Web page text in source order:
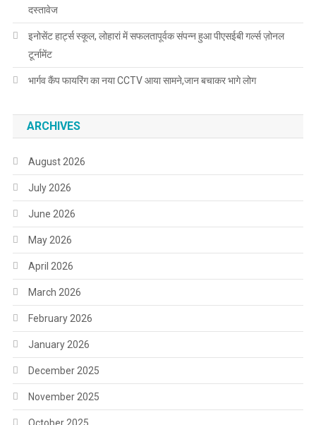
दस्तावेज
इनोसेंट हार्ट्स स्कूल, लोहारां में सफलतापूर्वक संपन्न हुआ पीएसईबी गर्ल्स ज़ोनल
टूर्नामेंट
भार्गव कैंप फायरिंग का नया CCTV आया सामने,जान बचाकर भागे लोग
ARCHIVES
August 2026
July 2026
June 2026
May 2026
April 2026
March 2026
February 2026
January 2026
December 2025
November 2025